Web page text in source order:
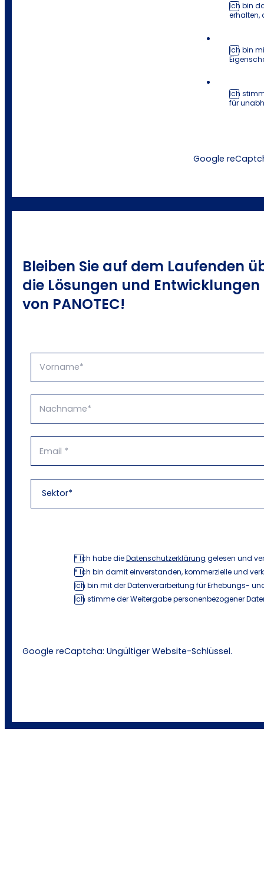
Ich bin
erhalten,
Ich bin
Ich
für
Google
Bleiben Sie auf dem Laufenden
die Lösungen und Entwicklungen
von PANOTEC!
* Ich habe dieDatenschutzerklärung gelesen und
* Ich bin damit einverstanden, kommerzielle und
Ich bin mit der Datenverarbeitung für Erhebungs-
Ich stimme der Weitergabe personenbezogener
Google reCaptcha: Ungültiger Website-Schlüssel.